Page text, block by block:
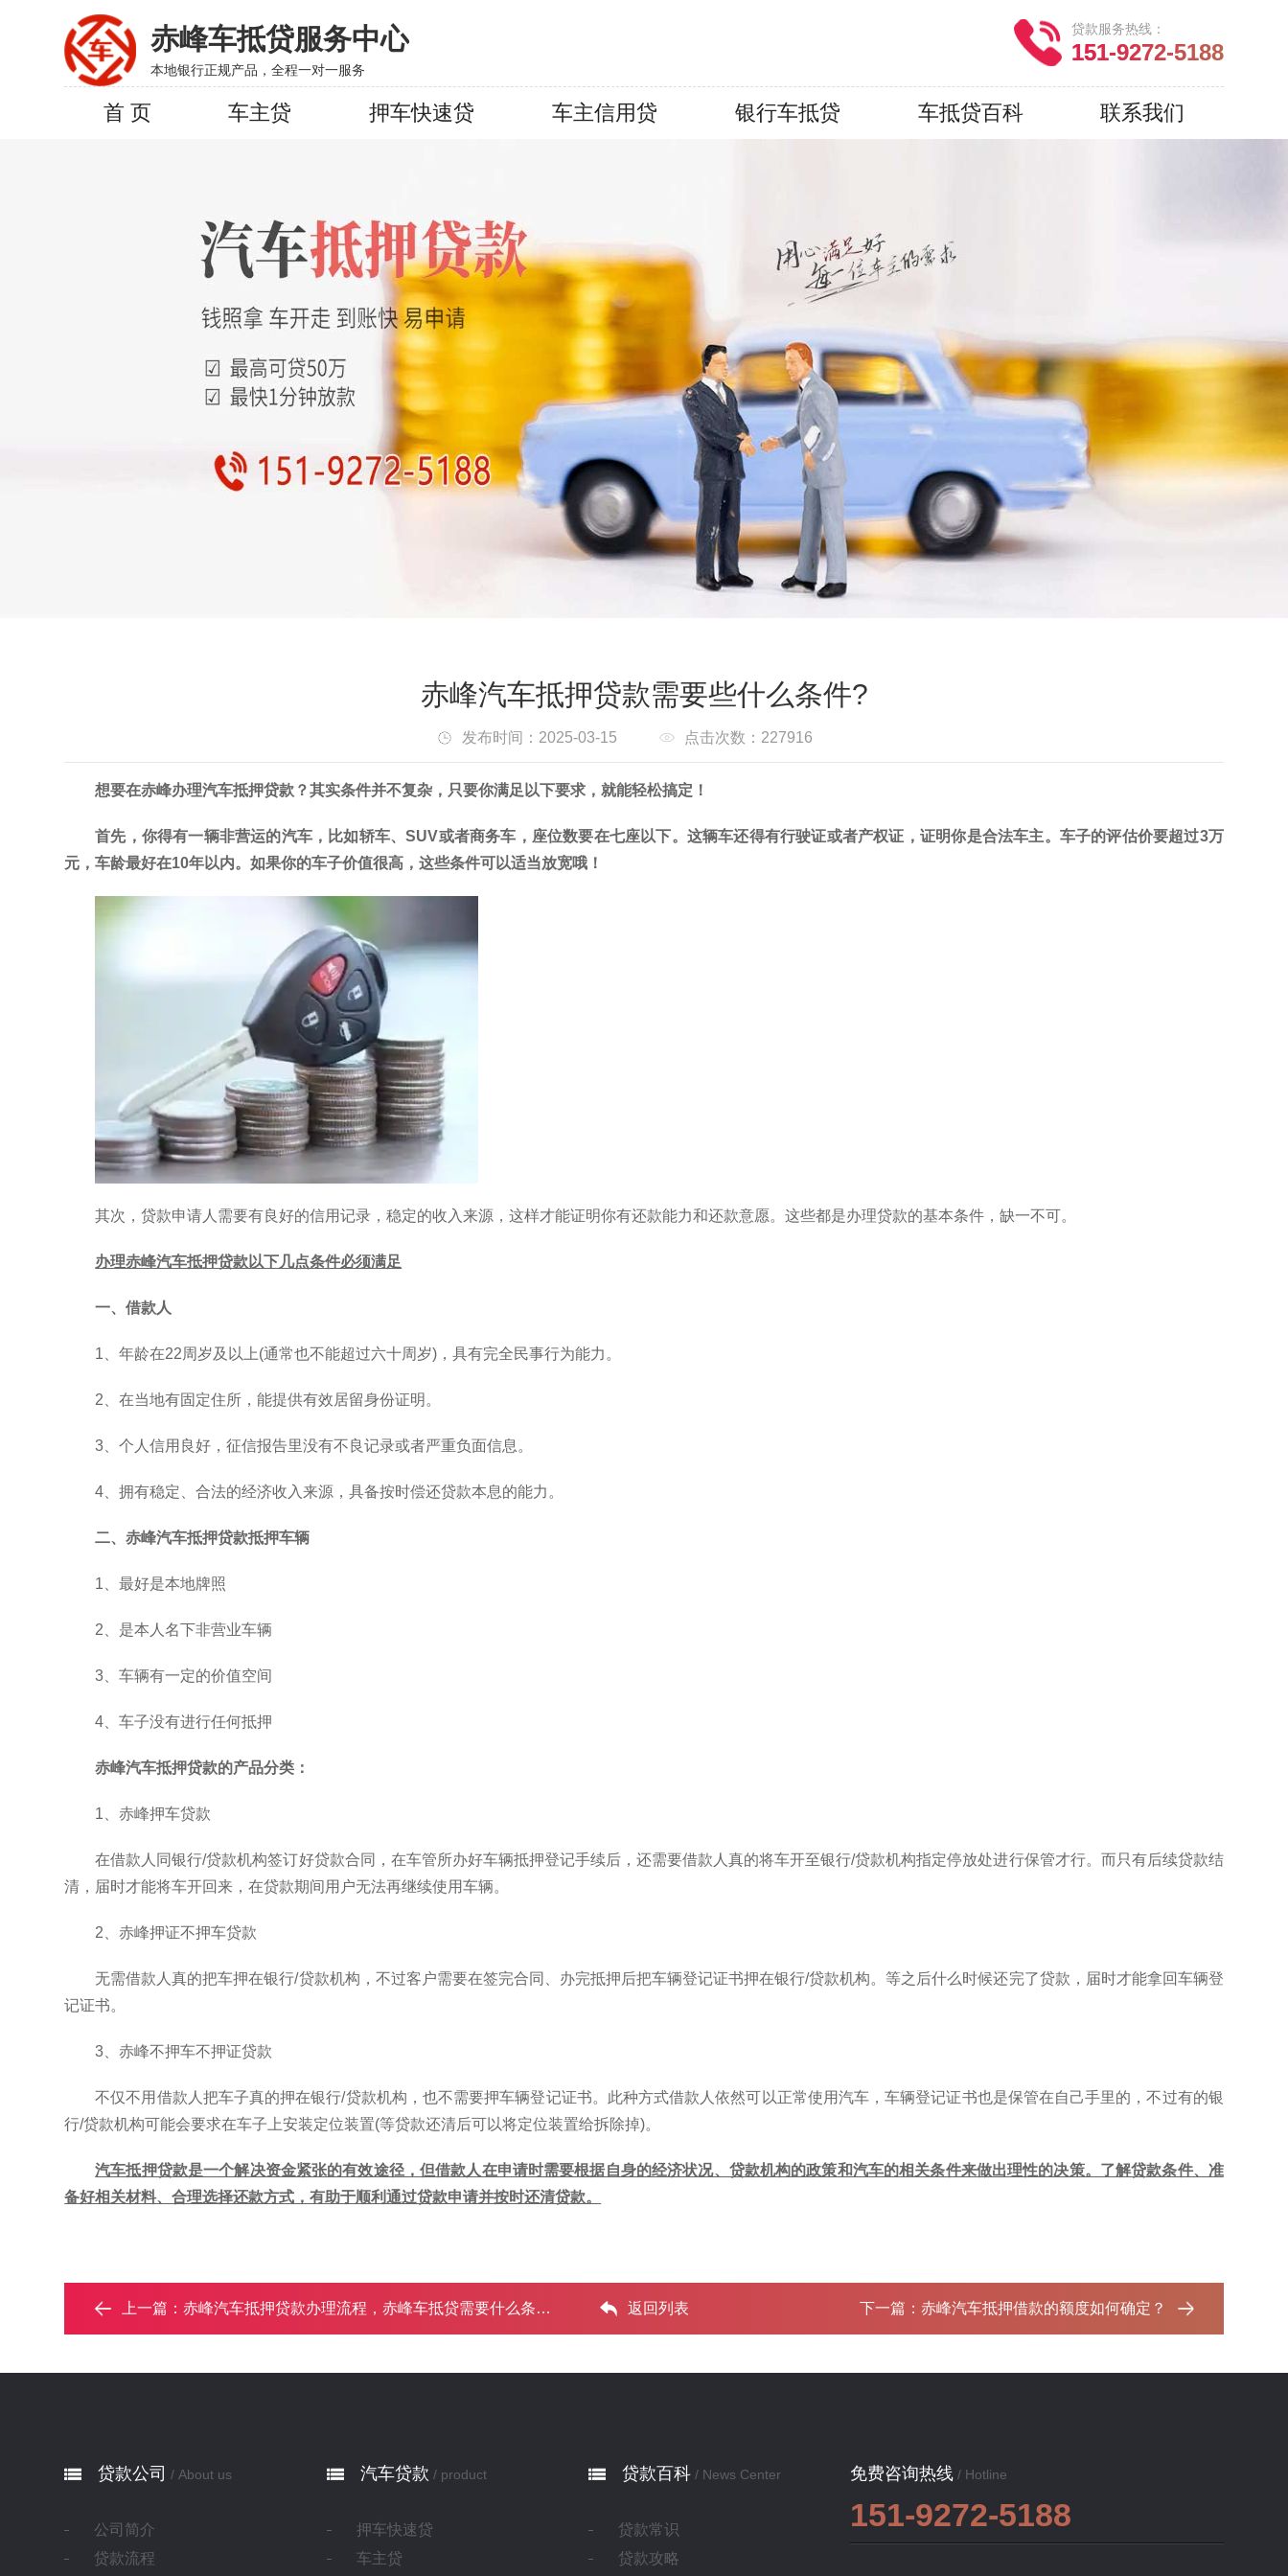
赤峰车抵贷服务中心
本地银行正规产品，全程一对一服务
贷款服务热线：
151-9272-5188
首 页 车主贷 押车快速贷 车主信用贷 银行车抵贷 车抵贷百科 联系我们
赤峰汽车抵押贷款需要些什么条件?
发布时间：2025-03-15 点击次数：227916
想要在赤峰办理汽车抵押贷款？其实条件并不复杂，只要你满足以下要求，就能轻松搞定！
首先，你得有一辆非营运的汽车，比如轿车、SUV或者商务车，座位数要在七座以下。这辆车还得有行驶证或者产权证，证明你是合法车主。车子的评估价要超过3万
元，车龄最好在10年以内。如果你的车子价值很高，这些条件可以适当放宽哦！
其次，贷款申请人需要有良好的信用记录，稳定的收入来源，这样才能证明你有还款能力和还款意愿。这些都是办理贷款的基本条件，缺一不可。
办理赤峰汽车抵押贷款以下几点条件必须满足
一、借款人
1、年龄在22周岁及以上(通常也不能超过六十周岁)，具有完全民事行为能力。
2、在当地有固定住所，能提供有效居留身份证明。
3、个人信用良好，征信报告里没有不良记录或者严重负面信息。
4、拥有稳定、合法的经济收入来源，具备按时偿还贷款本息的能力。
二、赤峰汽车抵押贷款抵押车辆
1、最好是本地牌照
2、是本人名下非营业车辆
3、车辆有一定的价值空间
4、车子没有进行任何抵押
赤峰汽车抵押贷款的产品分类：
1、赤峰押车贷款
在借款人同银行/贷款机构签订好贷款合同，在车管所办好车辆抵押登记手续后，还需要借款人真的将车开至银行/贷款机构指定停放处进行保管才行。而只有后续贷款结
清，届时才能将车开回来，在贷款期间用户无法再继续使用车辆。
2、赤峰押证不押车贷款
无需借款人真的把车押在银行/贷款机构，不过客户需要在签完合同、办完抵押后把车辆登记证书押在银行/贷款机构。等之后什么时候还完了贷款，届时才能拿回车辆登
记证书。
3、赤峰不押车不押证贷款
不仅不用借款人把车子真的押在银行/贷款机构，也不需要押车辆登记证书。此种方式借款人依然可以正常使用汽车，车辆登记证书也是保管在自己手里的，不过有的银
行/贷款机构可能会要求在车子上安装定位装置(等贷款还清后可以将定位装置给拆除掉)。
汽车抵押贷款是一个解决资金紧张的有效途径，但借款人在申请时需要根据自身的经济状况、贷款机构的政策和汽车的相关条件来做出理性的决策。了解贷款条件、准
备好相关材料、合理选择还款方式，有助于顺利通过贷款申请并按时还清贷款。
上一篇：赤峰汽车抵押贷款办理流程，赤峰车抵贷需要什么条件? ...‌ 返回列表 下一篇： 赤峰汽车抵押借款的额度如何确定？‌
免费咨询热线 / Hotline
151-9272-5188
贷款公司 / About us
公司简介
贷款流程
汽车贷款 / product
押车快速贷
车主贷
贷款百科/ News Center
贷款常识
贷款攻略